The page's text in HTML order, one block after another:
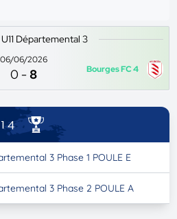
Départemental 3
06/06/2026
0 -8 Bourges FC 4
4
3 Phase 1 POULE E
3 Phase 2 POULE A